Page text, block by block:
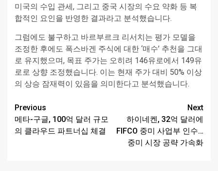
미국의 수입 관세, 그리고 중국 시장의 수요 약화 등 복
합적인 요인을 반영한 결과라고 분석했습니다.
그럼에도 불구하고 바르부르크 리서치는 평가 모델을
조정한 후에도 폭스바겐 주식에 대한 ‘매수’ 추천을 그대
로 유지했으며, 목표 주가는 오히려 146유로에서 149유
로로 상향 조정했습니다. 이는 현재 주가 대비 50% 이상
의 상승 잠재력이 있음을 의미한다고 분석했습니다.
Continue
Reading
Previous
메타-구글, 100억 달러 규모
의 클라우드 파트너십 체결
Next
하이네켄, 32억 달러에
FIFCO 중미 사업부 인수…
중미 시장 공략 가속화